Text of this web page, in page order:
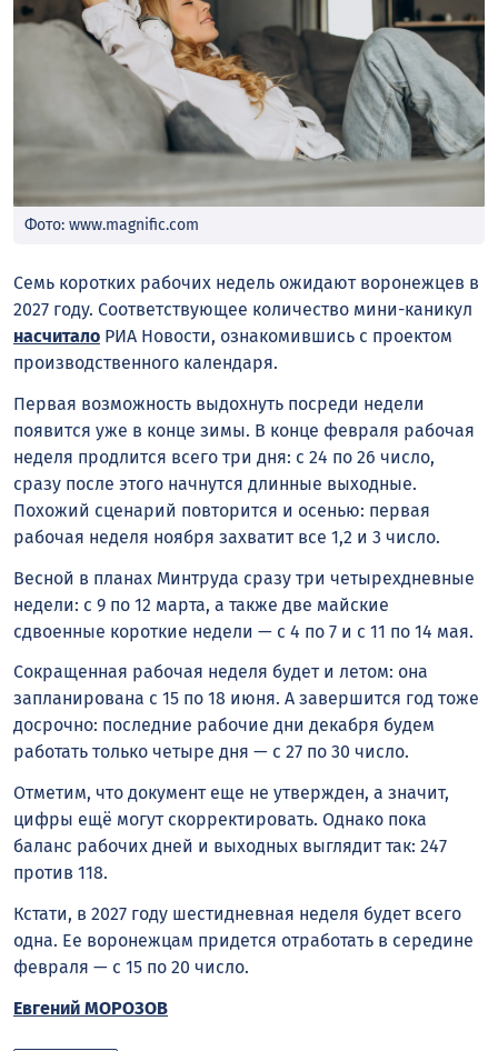
Фото: www.magnific.com
Семь коротких рабочих недель ожидают воронежцев в
2027 году. Соответствующее количество мини-каникул
насчитало РИА Новости, ознакомившись с проектом
производственного календаря.
Первая возможность выдохнуть посреди недели
появится уже в конце зимы. В конце февраля рабочая
неделя продлится всего три дня: с 24 по 26 число,
сразу после этого начнутся длинные выходные.
Похожий сценарий повторится и осенью: первая
рабочая неделя ноября захватит все 1,2 и 3 число.
Весной в планах Минтруда сразу три четырехдневные
недели: с 9 по 12 марта, а также две майские
сдвоенные короткие недели — с 4 по 7 и с 11 по 14 мая.
Сокращенная рабочая неделя будет и летом: она
запланирована с 15 по 18 июня. А завершится год тоже
досрочно: последние рабочие дни декабря будем
работать только четыре дня — с 27 по 30 число.
Отметим, что документ еще не утвержден, а значит,
цифры ещё могут скорректировать. Однако пока
баланс рабочих дней и выходных выглядит так: 247
против 118.
Кстати, в 2027 году шестидневная неделя будет всего
одна. Ее воронежцам придется отработать в середине
февраля — с 15 по 20 число.
Евгений МОРОЗОВ